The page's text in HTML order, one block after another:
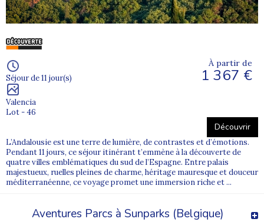
Séjour de 11 jour(s)
Valencia
Lot - 46
À partir de
1 367 €
Découvrir
L’Andalousie est une terre de lumière, de contrastes et d’émotions.
Pendant 11 jours, ce séjour itinérant t’emmène à la découverte de
quatre villes emblématiques du sud de l’Espagne. Entre palais
majestueux, ruelles pleines de charme, héritage mauresque et douceur
méditerranéenne, ce voyage promet une immersion riche et ...
Aventures Parcs à Sunparks (Belgique)